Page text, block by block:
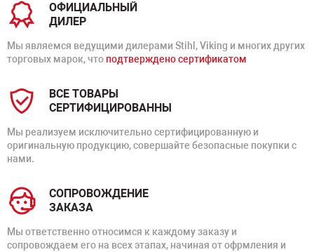
ОФИЦИАЛЬНЫЙ
ДИЛЕР
Мы являемся ведущими дилерами Stihl, Viking и многих других
торговых марок, что подтверждено сертификатом
ВСЕ ТОВАРЫ
СЕРТИФИЦИРОВАННЫ
Мы реализуем исключительно сертифицированную и
оригинальную продукцию, совершайте безопасные покупки с
нами.
СОПРОВОЖДЕНИЕ
ЗАКАЗА
Мы ответственно относимся к каждому заказу и
сопровождаем его на всех этапах, начиная от офрмления и